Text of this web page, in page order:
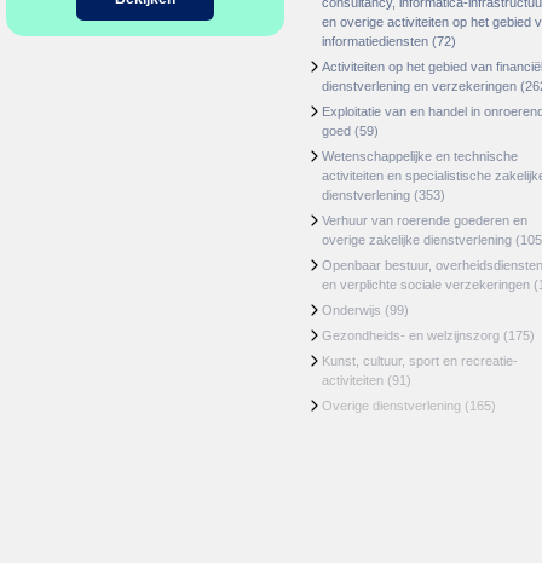
en overige activiteiten op het gebied
informatiediensten (72)
Activiteiten op het gebied van
dienstverlening en verzekeringen
Exploitatie van en handel in
goed (59)
Wetenschappelijke en technische
activiteiten en specialistische
dienstverlening (353)
Verhuur van roerende goederen en
overige zakelijke dienstverlening
Openbaar bestuur, overheidsdiensten
en verplichte sociale verzekeringen
Onderwijs (99)
Gezondheids- en welzijnszorg (175)
Kunst, cultuur, sport en recreatie-
activiteiten (91)
Overige dienstverlening (165)